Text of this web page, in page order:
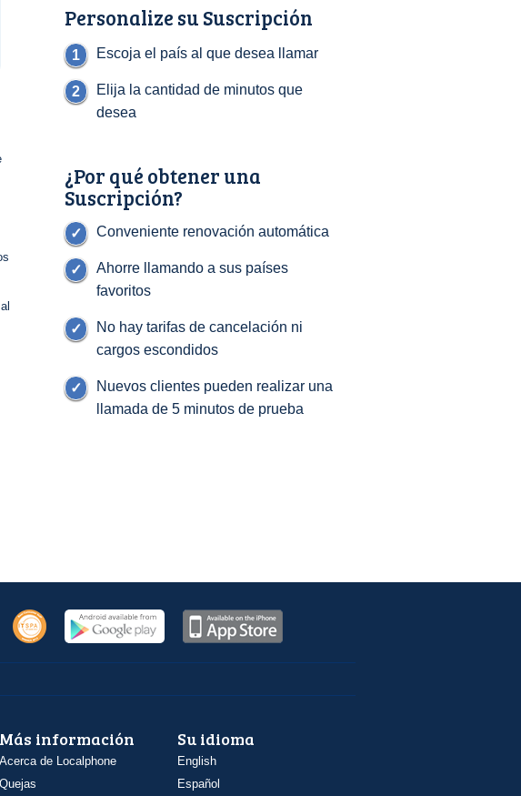
Personalize su Suscripción
Escoja el país al que desea llamar
Elija la cantidad de minutos que
desea
¿Por qué obtener una
Suscripción?
Conveniente renovación automática
Ahorre llamando a sus países
favoritos
No hay tarifas de cancelación ni
cargos escondidos
Nuevos clientes pueden realizar una
llamada de 5 minutos de prueba
Más información
Acerca de Localphone
Quejas
Su idioma
English
Español